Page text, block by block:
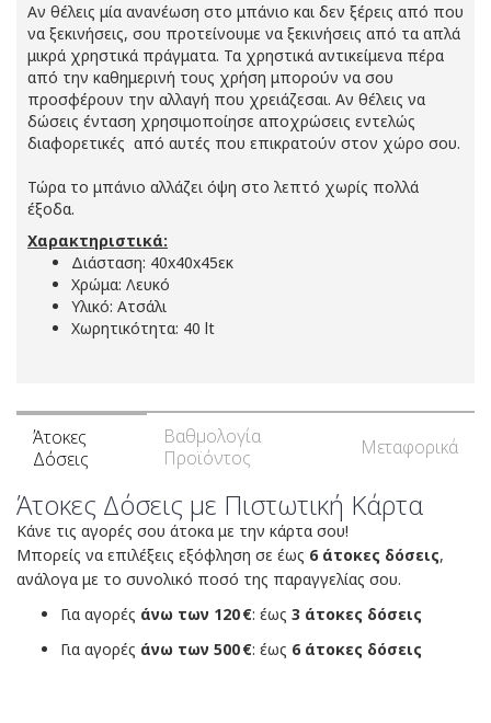
Αν θέλεις μία ανανέωση στο μπάνιο και δεν ξέρεις από που
να ξεκινήσεις, σου προτείνουμε να ξεκινήσεις από τα απλά
μικρά χρηστικά πράγματα. Τα χρηστικά αντικείμενα πέρα
από την καθημερινή τους χρήση μπορούν να σου
προσφέρουν την αλλαγή που χρειάζεσαι. Αν θέλεις να
δώσεις ένταση χρησιμοποίησε αποχρώσεις εντελώς
διαφορετικές από αυτές που επικρατούν στον χώρο σου.
Τώρα το μπάνιο αλλάζει όψη στο λεπτό χωρίς πολλά
έξοδα.
Χαρακτηριστικά:
Διάσταση: 40x40x45εκ
Χρώμα: Λευκό
Υλικό: Ατσάλι
Χωρητικότητα: 40 lt
Άτοκες
Δόσεις
Βαθμολογία
Προϊόντος
Μεταφορικά
Άτοκες Δόσεις με Πιστωτική Κάρτα
Κάνε τις αγορές σου άτοκα με την κάρτα σου!
Μπορείς να επιλέξεις εξόφληση σε έως 6 άτοκες δόσεις,
ανάλογα με το συνολικό ποσό της παραγγελίας σου.
Για αγορές άνω των 120 €: έως 3 άτοκες δόσεις
Για αγορές άνω των 500 €: έως 6 άτοκες δόσεις